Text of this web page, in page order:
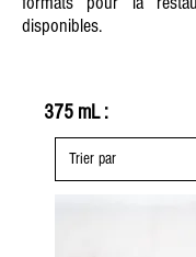
disponibles.
375 mL :